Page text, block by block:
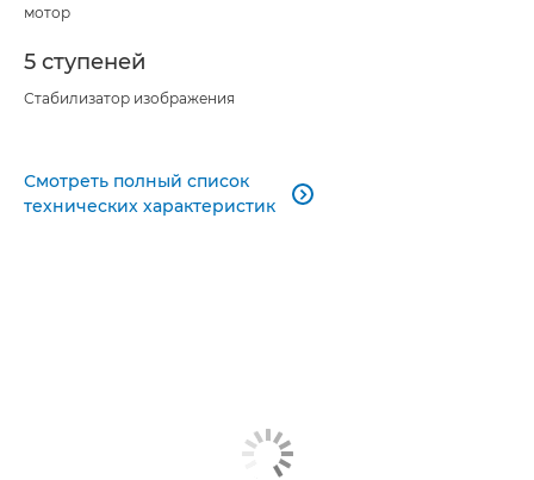
мотор
5 ступеней
Стабилизатор изображения
Смотреть полный список
технических характеристик
